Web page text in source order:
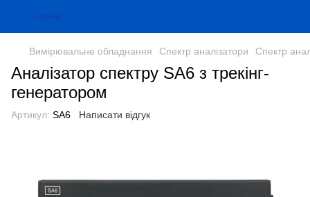
Вимірювальне обладнання Спектр аналізатори Спектр
Аналізатор спектру SA6 з трекінг-
генератором
Артикул: SA6 Написати відгук